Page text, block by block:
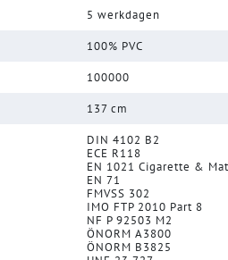
5 werkdagen
100% PVC
100000
137 cm
DIN 4102 B2
ECE R118
EN 1021 Cigarette &
EN 71
FMVSS 302
IMO FTP 2010 Part 8
NF P 92503 M2
ÖNORM A3800
ÖNORM B3825